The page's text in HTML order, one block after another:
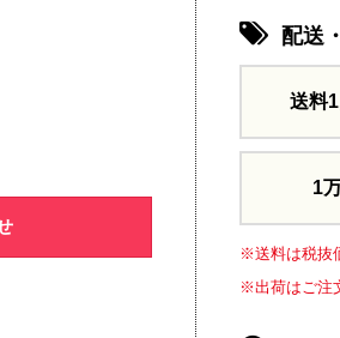
配送
送料
1
※送料は税抜
※出荷はご注